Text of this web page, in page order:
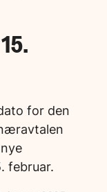
for den
februar.